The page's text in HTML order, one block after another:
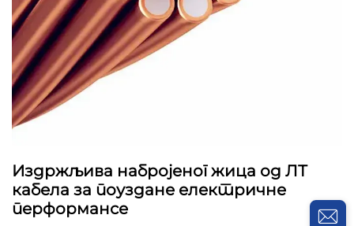
Издржљива набројеног жица од ЛТ
кабела за поуздане електричне
перформансе